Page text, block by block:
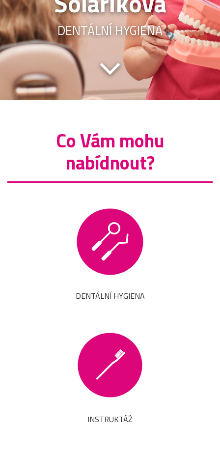
DENTÁLNÍ HYGIENA
Co Vám mohu
nabídnout?
DENTÁLNÍ HYGIENA
INSTRUKTÁŽ